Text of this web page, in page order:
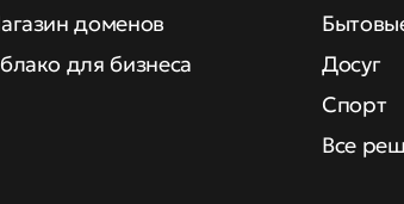
доменов
для бизнеса
Досуг
Спорт
Все